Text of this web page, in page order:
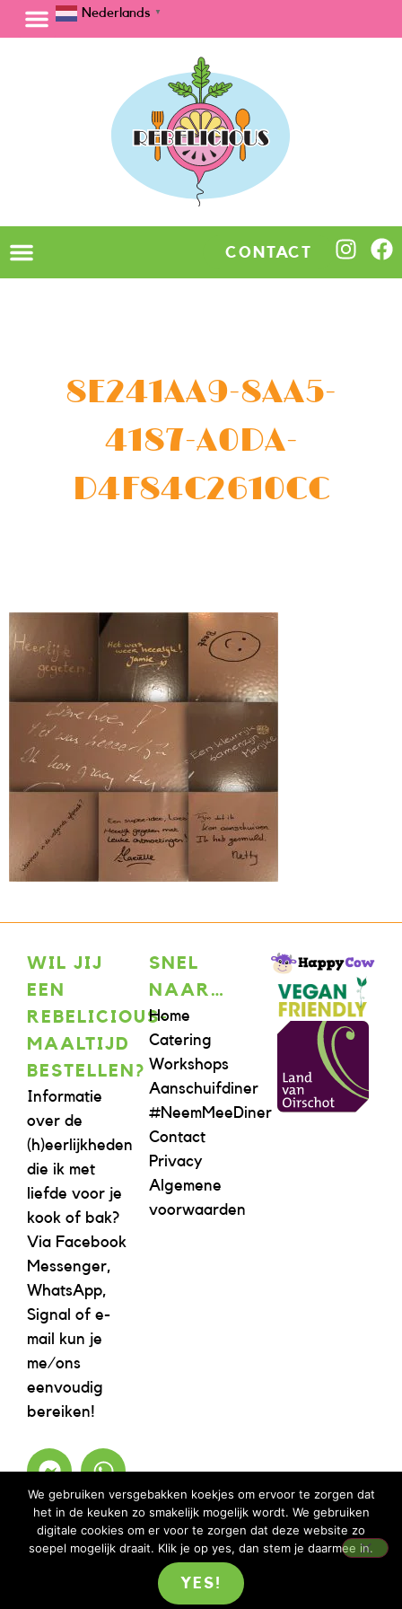
Nederlands ▼
CONTACT
8E241AA9-8AA5-
4187-A0DA-
D4F84C2610CC
WIL JIJ
EEN
REBELICIOUS-
MAALTIJD
BESTELLEN?
Informatie
over de
(h)eerlijkheden
die ik met
liefde voor je
kook of bak?
Via Facebook
Messenger,
WhatsApp,
Signal of e-
mail kun je
me/ons
eenvoudig
bereiken!
SNEL
NAAR…
Home
Catering
Workshops
Aanschuifdiner
#NeemMeeDiner
Contact
Privacy
Algemene
voorwaarden
©2023 REBELICIOUS – ALLE RECHTEN VOORBEHOUDEN | WEBSITE ISM
We gebruiken versgebakken koekjes om ervoor te zorgen dat
het in de keuken zo smakelijk mogelijk wordt. We gebruiken
digitale cookies om er voor te zorgen dat deze website zo
soepel mogelijk draait. Klik je op yes, dan stem je daarmee in.
YES!